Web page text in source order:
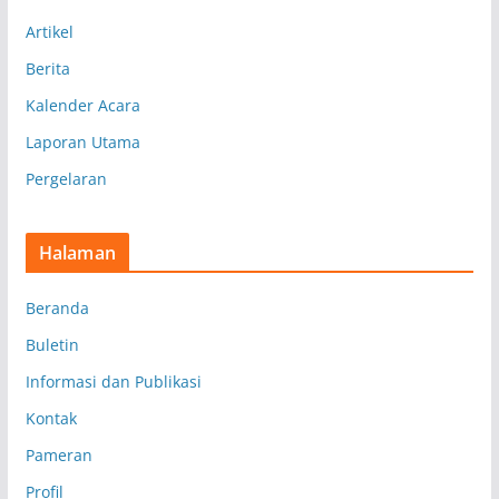
Artikel
Berita
Kalender Acara
Laporan Utama
Pergelaran
Halaman
Beranda
Buletin
Informasi dan Publikasi
Kontak
Pameran
Profil